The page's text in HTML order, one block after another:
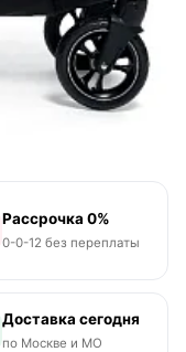
Рассрочка 0%
0-0-12 без переплаты
Доставка сегодня
по Москве и МО